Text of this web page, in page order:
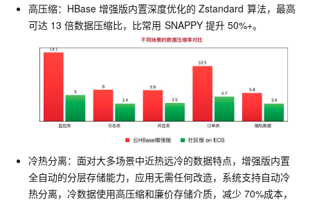
高压缩：HBase 增强版内置深度优化的 Zstandard 算法，最高
可达 13 倍数据压缩比，比常用 SNAPPY 提升 50%+。
冷热分离：面对大多场景中近热远冷的数据特点，增强版内置
全自动的分层存储能力，应用无需任何改造，系统支持自动冷
热分离，冷数据使用高压缩和廉价存储介质，减少 70%成本，